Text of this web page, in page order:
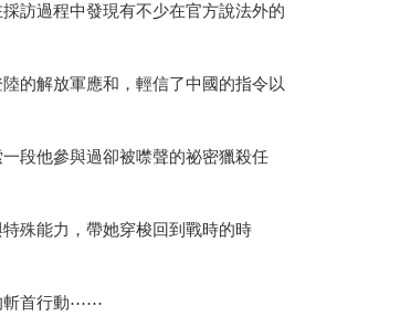
訪過程中發現有不少在官方說法外的
的解放軍應和，輕信了中國的指令以
段他參與過卻被噤聲的祕密獵殺任
殊能力，帶她穿梭回到戰時的時
斬首行動⋯⋯